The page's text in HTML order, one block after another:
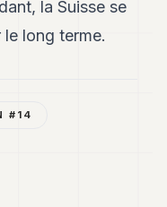
la Suisse se
long terme.
# 14